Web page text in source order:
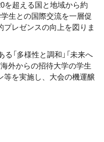
を超える国と地域から約
生との国際交流を一層促
レゼンスの向上を図りま
「多様性と調和」「未来へ
外からの招待大学の学生
等を実施し、大会の機運醸